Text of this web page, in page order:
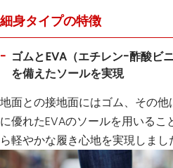
細身タイプの特徴
ゴムとEVA（エチレン-酢酸ビ
を備えたソールを実現
地面との接地面にはゴム、その
に優れたEVAのソールを用いる
ら軽やかな履き心地を実現しまし